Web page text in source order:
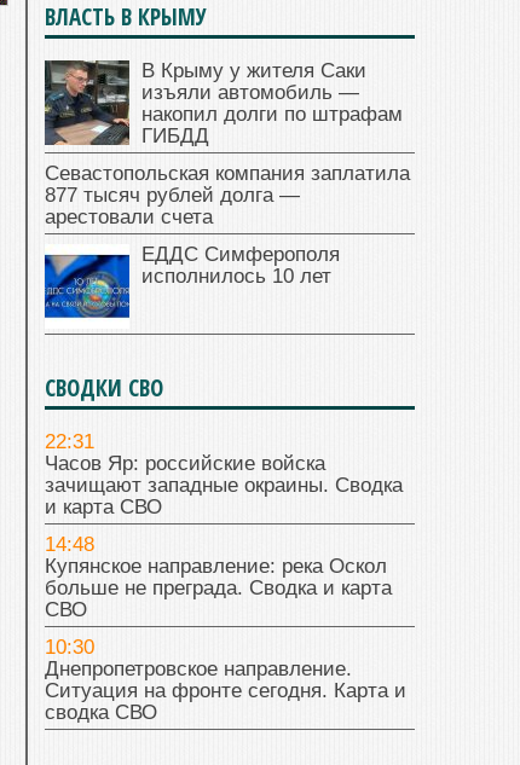
ВЛАСТЬ В КРЫМУ
В Крыму у жителя Саки
изъяли автомобиль —
накопил долги по штрафам
ГИБДД
Севастопольская компания заплатила
877 тысяч рублей долга —
арестовали счета
ЕДДС Симферополя
исполнилось 10 лет
СВОДКИ СВО
22:31
Часов Яр: российские войска
зачищают западные окраины. Сводка
и карта СВО
14:48
Купянское направление: река Оскол
больше не преграда. Сводка и карта
СВО
10:30
Днепропетровское направление.
Ситуация на фронте сегодня. Карта и
сводка СВО